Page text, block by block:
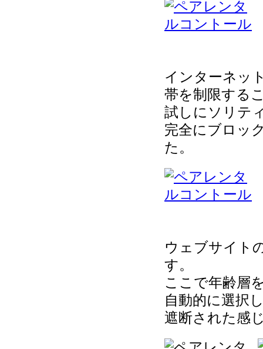
インターネッ
帯を制限する
試しにソリテ
完全にブロッ
た。
ウェブサイト
す。
ここで年齢層
自動的に選択
遮断された感